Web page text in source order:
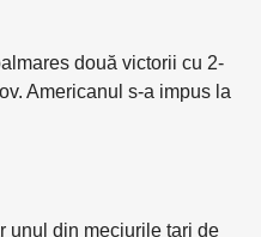
două victorii cu 2-
Americanul s-a impus la
unul din meciurile tari de